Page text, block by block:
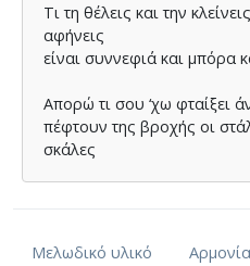
Τι τη θέλεις και την
αφήνεις
είναι συννεφιά και µπόρα
Απορώ τι σου ‘χω φταίξει
πέφτουν της βροχής οι
σκάλες
Μελωδικό υλικό